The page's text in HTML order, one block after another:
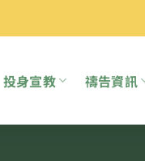
投身宣教 禱告資訊